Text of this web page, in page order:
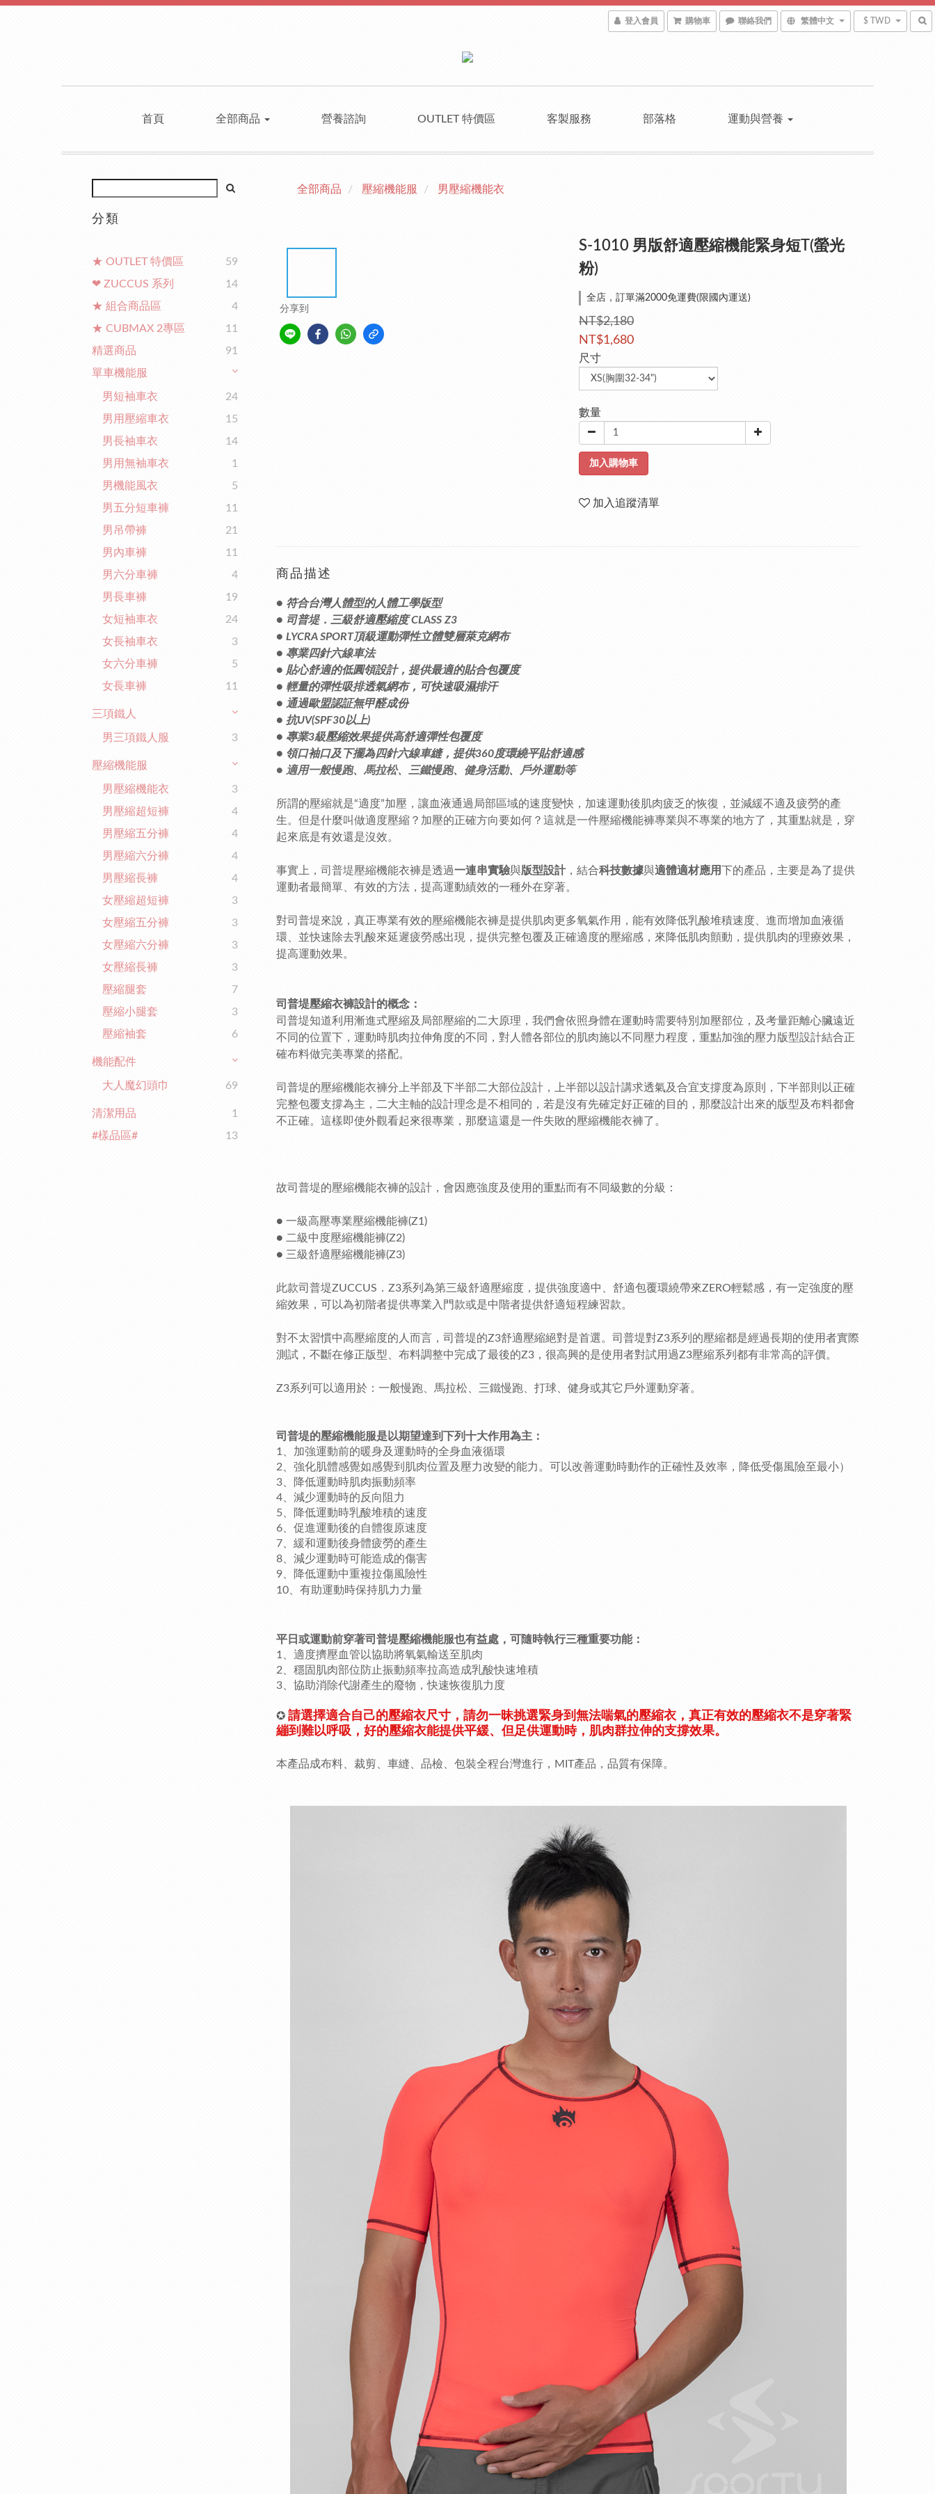
登入會員 購物車 聯絡我們 繁體中文 $ TWD
首頁 全部商品 營養諮詢 OUTLET 特價區 客製服務 部落格 運動與營養
分類
★ OUTLET 特價區
59
❤ ZUCCUS 系列
14
★ 組合商品區
4
★ CUBMAX 2專區
11
精選商品
91
單車機能服
男短袖車衣
24
男用壓縮車衣
15
男長袖車衣
14
男用無袖車衣
1
男機能風衣
5
男五分短車褲
11
男吊帶褲
21
男內車褲
11
男六分車褲
4
男長車褲
19
女短袖車衣
24
女長袖車衣
3
女六分車褲
5
女長車褲
11
三項鐵人
男三項鐵人服 3
壓縮機能服
男壓縮機能衣
3
男壓縮超短褲
4
男壓縮五分褲
4
男壓縮六分褲
4
男壓縮長褲
4
女壓縮超短褲
3
女壓縮五分褲
3
女壓縮六分褲
3
女壓縮長褲
3
壓縮腿套
7
壓縮小腿套
3
壓縮袖套
6
機能配件
大人魔幻頭巾 69
清潔用品
1
#樣品區#
13
全部商品 壓縮機能服 男壓縮機能衣
分享到
S-1010 男版舒適壓縮機能緊身短T(螢光
粉)
全店，訂單滿2000免運費(限國內運送)
NT$2,180
NT$1,680
尺寸
數量
加入購物車
加入追蹤清單
商品描述
● 符合台灣人體型的人體工學版型
● 司普堤．三級舒適壓縮度 CLASS Z3
● LYCRA SPORT頂級運動彈性立體雙層萊克網布
● 專業四針六線車法
● 貼心舒適的低圓領設計，提供最適的貼合包覆度
● 輕量的彈性吸排透氣網布，可快速吸濕排汗
● 通過歐盟認証無甲醛成份
● 抗UV(SPF30以上)
● 專業3級壓縮效果提供高舒適彈性包覆度
● 領口袖口及下擺為四針六線車縫，提供360度環繞平貼舒適感
● 適用一般慢跑、馬拉松、三鐵慢跑、健身活動、戶外運動等
所謂的壓縮就是“適度”加壓，讓血液通過局部區域的速度變快，加速運動後肌肉疲乏的恢復，並減緩不適及疲勞的產
生。但是什麼叫做適度壓縮？加壓的正確方向要如何？這就是一件壓縮機能褲專業與不專業的地方了，其重點就是，穿
起來底是有效還是沒效。
事實上， 司普堤壓縮機能衣褲是透過一連串實驗與版型設計，結合科技數據與適體適材應用 下的產品 ，主要是為了提供
運動者最簡單、有效的方法，提高運動績效的一種外在穿著。
對司普堤來說，真正專業有效的壓縮機能衣褲是提供肌肉更多氧氣作用，能有效降低乳酸堆積速度、進而增加血液循
環、並快速除去乳酸來延遲疲勞感出現，提供完整包覆及正確適度的壓縮感，來降低肌肉顫動，提供肌肉的理療效果，
提高運動效果。
司普堤壓縮衣褲設計的概念：
司普堤知道利用漸進式壓縮及局部壓縮的二大原理，我們會依照身體在運動時需要特別加壓部位，及考量距離心臟遠近
不同的位置下，運動時肌肉拉伸角度的不同，對人體各部位的肌肉施以不同壓力程度，重點加強的壓力版型設計結合正
確布料做完美專業的搭配。
司普堤的壓縮機能衣褲分上半部及下半部二大部位設計，上半部以設計講求透氣及合宜支撐度為原則，下半部則以正確
完整包覆支撐為主，二大主軸的設計理念是不相同的，若是沒有先確定好正確的目的，那麼設計出來的版型及布料都會
不正確。這樣即使外觀看起來很專業，那麼這還是一件失敗的壓縮機能衣褲了。
故司普堤的壓縮機能衣褲的設計，會因應強度及使用的重點而有不同級數的分級：
● 一級高壓專業壓縮機能褲(Z1)
● 二級中度壓縮機能褲(Z2)
● 三級舒適壓縮機能褲(Z3)
此款司普堤ZUCCUS．Z3系列為第三級舒適壓縮度，提供強度適中、舒適包覆環繞帶來ZERO輕鬆感，有一定強度的壓
縮效果，可以為初階者提供專業入門款或是中階者提供舒適短程練習款。
對不太習慣中高壓縮度的人而言，司普堤的Z3舒適壓縮絕對是首選。司普堤對Z3系列的壓縮都是經過長期的使用者實際
測試，不斷在修正版型、布料調整中完成了最後的Z3，很高興的是使用者對試用過Z3壓縮系列都有非常高的評價。
Z3系列可以適用於：一般慢跑、馬拉松、三鐵慢跑、打球、健身或其它戶外運動穿著。
司普堤的壓縮機能服是以期望達到下列十大作用為主：
1、加強運動前的暖身及運動時的全身血液循環
2、強化肌體感覺如感覺到肌肉位置及壓力改變的能力。可以改善運動時動作的正確性及效率，降低受傷風險至最小）
3、降低運動時肌肉振動頻率
4、減少運動時的反向阻力
5、降低運動時乳酸堆積的速度
6、促進運動後的自體復原速度
7、緩和運動後身體疲勞的產生
8、減少運動時可能造成的傷害
9、降低運動中重複拉傷風險性
10、有助運動時保持肌力力量
平日或運動前穿著司普堤壓縮機能服也有益處，可隨時執行三種重要功能：
1、適度擠壓血管以協助將氧氣輸送至肌肉
2、穩固肌肉部位防止振動頻率拉高造成乳酸快速堆積
3、協助消除代謝產生的廢物，快速恢復肌力度
✪ 請選擇適合自己的壓縮衣尺寸，請勿一昧挑選緊身到無法喘氣的壓縮衣，真正有效的壓縮衣不是穿著緊
繃到難以呼吸，好的壓縮衣能提供平緩、但足供運動時，肌肉群拉伸的支撐效果。
本產品成布料、裁剪、車縫、品檢、包裝全程台灣進行，MIT產品，品質有保障。